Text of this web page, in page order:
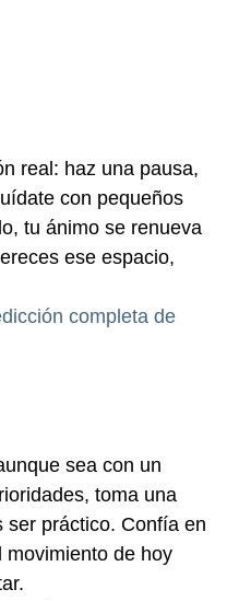
real: haz una pausa,
con pequeños
tu ánimo se renueva
ese espacio,
completa de
sea con un
toma una
ser práctico. Confía en
movimiento de hoy